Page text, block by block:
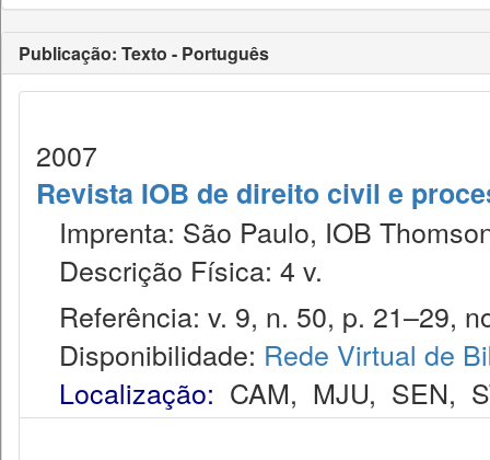
Publicação: Texto - Português
2007
Revista IOB de direito civil e
Imprenta: São Paulo, IOB
Descrição Física: 4 v.
Referência: v. 9, n. 50, p. 21–29,
Disponibilidade: Rede Virtual de
Localização: CAM, MJU, SEN,